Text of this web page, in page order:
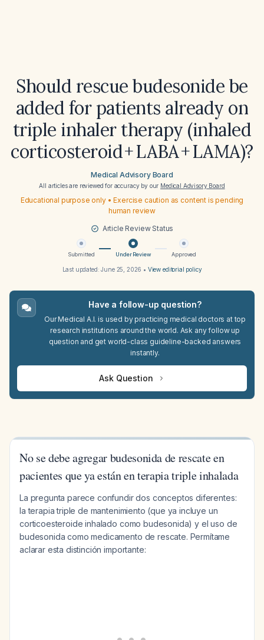
Should rescue budesonide be
added for patients already on
triple inhaler therapy (inhaled
corticosteroid + LABA + LAMA)?
Medical Advisory Board
All articles are reviewed for accuracy by our Medical Advisory Board
Educational purpose only • Exercise caution as content is pending
human review
Article Review Status
Submitted Under Review Approved
Last updated:June 25, 2026 • View editorial policy
Have a follow-up question?
Our Medical A.I. is used by practicing medical doctors at top
research institutions around the world. Ask any follow up
question and get world-class guideline-backed answers
instantly.
Ask Question
No se debe agregar budesonida de rescate en
pacientes que ya están en terapia triple inhalada
La pregunta parece confundir dos conceptos diferentes:
la terapia triple de mantenimiento (que ya incluye un
corticoesteroide inhalado como budesonida) y el uso de
budesonida como medicamento de rescate. Permítame
aclarar esta distinción importante: